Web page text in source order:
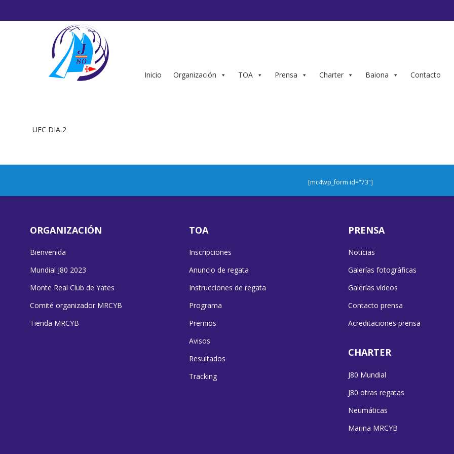
Inicio Organización TOA Prensa Charter Baiona Contacto
UFC DIA 2
[mc4wp_form id="73"]
ORGANIZACIÓN
Bienvenida
Mundial J80 2023
Monte Real Club de Yates
Comité organizador MRCYB
Tienda MRCYB
TOA
Inscripciones
Anuncio de regata
Instrucciones de regata
Programa
Premios
Avisos
Resultados
Tracking
PRENSA
Noticias
Galerías fotográficas
Galerías vídeos
Contacto prensa
Acreditaciones prensa
CHARTER
J80 Mundial
J80 otras regatas
Neumáticas
Marina MRCYB